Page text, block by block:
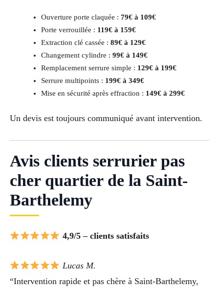
Ouverture porte claquée : 79€ à 109€
Porte verrouillée : 119€ à 159€
Extraction clé cassée : 89€ à 129€
Changement cylindre : 99€ à 149€
Remplacement serrure simple : 129€ à 199€
Serrure multipoints : 199€ à 349€
Mise en sécurité après effraction : 149€ à 299€
Un devis est toujours communiqué avant intervention.
Avis clients serrurier pas
cher quartier de la Saint-
Barthelemy
4,9/5 – clients satisfaits
Lucas M.
“Intervention rapide et pas chère à Saint-Barthelemy,